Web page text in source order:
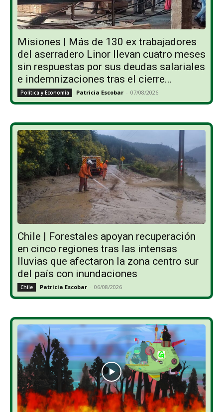
Misiones | Más de 130 ex trabajadores
del aserradero Linor llevan cuatro meses
sin respuestas por sus deudas salariales
e indemnizaciones tras el cierre...
Política y Economía Patricia Escobar - 07/08/2026
Chile | Forestales apoyan recuperación
en cinco regiones tras las intensas
lluvias que afectaron la zona centro sur
del país con inundaciones
Chile Patricia Escobar - 06/08/2026